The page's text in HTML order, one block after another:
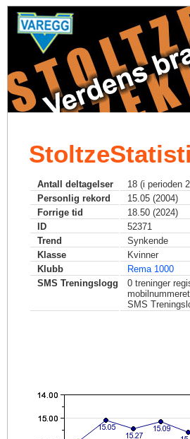
Antall deltagelser
18 (i perioden
Personlig rekord
15.05 (2004)
Forrige tid
18.50 (2024)
ID
52371
Trend
Synkende
Klasse
Kvinner
Klubb
Rema 1000
SMS Treningslogg
0 treninger
SMS